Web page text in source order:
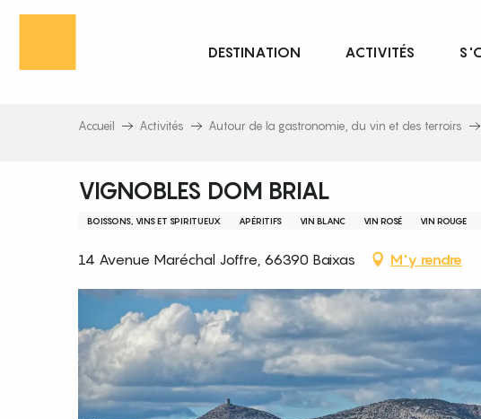
Aller
principal
DESTINATION ACTIVITÉS
Accueil Activités Autour de la gastronomie, du vin et des terroirs
VIGNOBLES DOM BRIAL
BOISSONS, VINS ET SPIRITUEUX APÉRITIFS VIN BLANC VIN ROSÉ VIN ROUGE
14 Avenue Maréchal Joffre, 66390 Baixas M'y rendre